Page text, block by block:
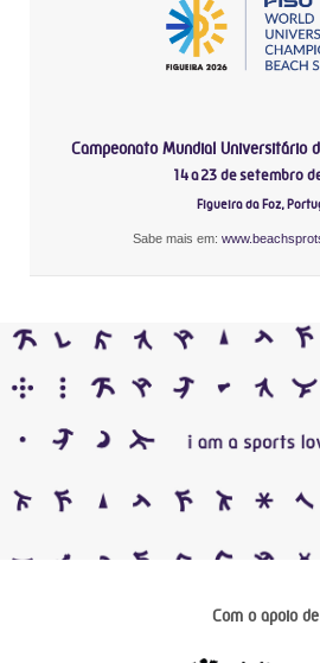
Campeonato Mundial Universitário
14 a 23 de setembro
Figueira da Foz,
Sabe mais em:
Com o apoio de